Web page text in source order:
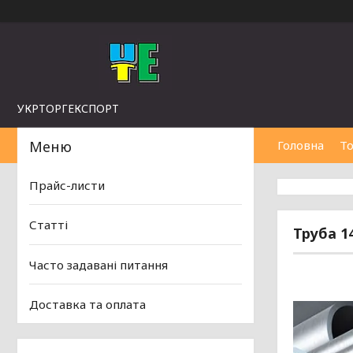
УКРТОРГЕКСПОРТ
Головна
Труба
Прайс-листи
Статті
Часто задавані питання
Доставка та оплата